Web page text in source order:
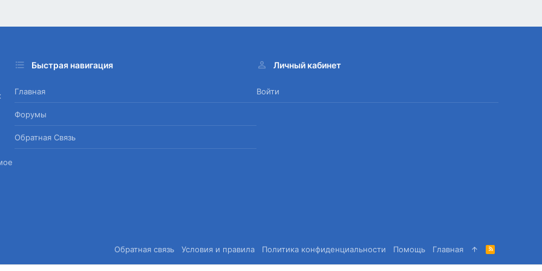
Быстрая навигация
Главная
Форумы
Обратная Связь
Личный кабинет
Войти
Обратная связь Условия и правила Политика конфиденциальности Помощь Главная
R
S
S